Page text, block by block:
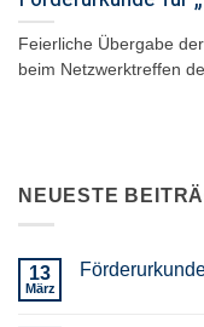
Feierliche Übergabe
beim Netzwerktreffen
NEUESTE
13
März